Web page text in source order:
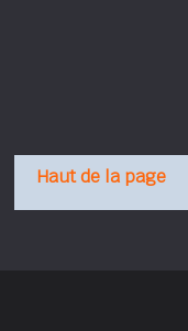
Haut de la page